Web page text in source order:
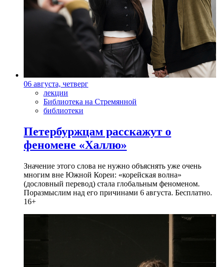
06 августа, четверг
лекции
Библиотека на Стремянной
библиотеки
Петербуржцам расскажут о
феномене «Халлю»
Значение этого слова не нужно объяснять уже очень
многим вне Южной Кореи: «корейская волна»
(дословный перевод) стала глобальным феноменом.
Поразмыслим над его причинами 6 августа. Бесплатно.
16+